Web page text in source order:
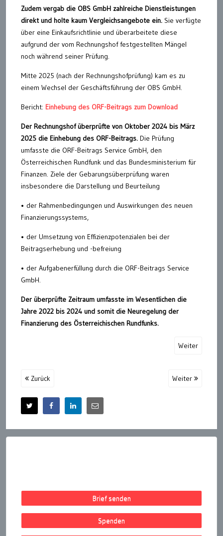
Zudem vergab die OBS GmbH zahlreiche Dienstleistungen
direkt und holte kaum Vergleichsangebote ein. Sie verfügte
über eine Einkaufsrichtlinie und überarbeitete diese
aufgrund der vom Rechnungshof festgestellten Mängel
noch während seiner Prüfung.
Mitte 2025 (nach der Rechnungshofprüfung) kam es zu
einem Wechsel der Geschäftsführung der OBS GmbH.
Bericht: Einhebung des ORF-Beitrags zum Download
Der Rechnungshof überprüfte von Oktober 2024 bis März
2025 die Einhebung des ORF-Beitrags. Die Prüfung
umfasste die ORF-Beitrags Service GmbH, den
Österreichischen Rundfunk und das Bundesministerium für
Finanzen. Ziele der Gebarungsüberprüfung waren
insbesondere die Darstellung und Beurteilung
• der Rahmenbedingungen und Auswirkungen des neuen
Finanzierungssystems,
• der Umsetzung von Effizienzpotenzialen bei der
Beitragserhebung und -befreiung
• der Aufgabenerfüllung durch die ORF-Beitrags Service
GmbH.
Der überprüfte Zeitraum umfasste im Wesentlichen die
Jahre 2022 bis 2024 und somit die Neuregelung der
Finanzierung des Österreichischen Rundfunks.
Weiter
Zurück Weiter
Brief senden
Spenden